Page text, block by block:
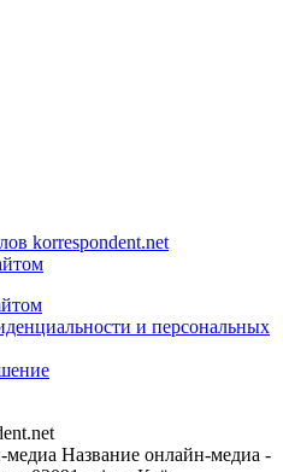
korrespondent.net
и персональных
медиа Название онлайн-медиа -